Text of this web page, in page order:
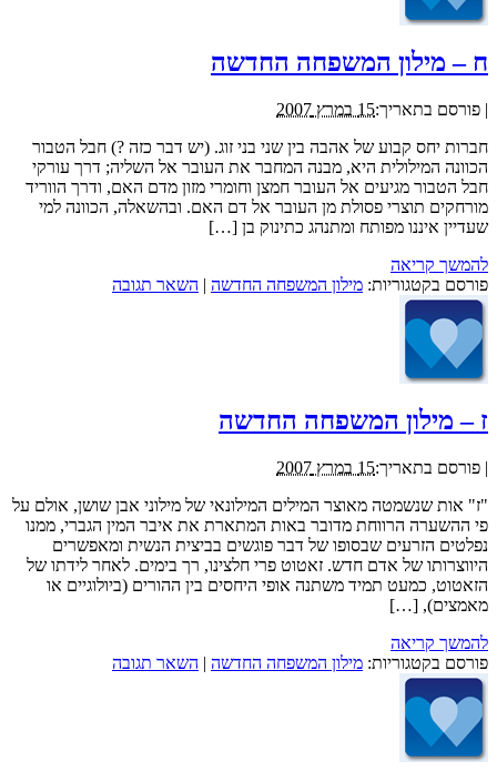
ח – מילון המשפחה החדשה
| פורסם בתאריך:15 במרץ 2007
חברות יחס קבוע של אהבה בין שני בני זוג. (יש דבר כזה ?) חבל הטבור
הכוונה המילולית היא, מבנה המחבר את העובר אל השליה; דרך עורקי
חבל הטבור מגיעים אל העובר חמצן וחומרי מזון מדם האם, ודרך הווריד
מורחקים תוצרי פסולת מן העובר אל דם האם. ובהשאלה, הכוונה למי
שעדיין איננו מפותח ומתנהג כתינוק בן […]
להמשך קריאה
פורסם בקטגוריות: מילון המשפחה החדשה | השאר תגובה
ז – מילון המשפחה החדשה
| פורסם בתאריך:15 במרץ 2007
"ז" אות שנשמטה מאוצר המילים המילונאי של מילוני אבן שושן, אולם על
פי ההשערה הרווחת מדובר באות המתארת את איבר המין הגברי, ממנו
נפלטים הזרעים שבסופו של דבר פוגשים בביצית הנשית ומאפשרים
היווצרותו של אדם חדש. זאטוט פרי חלצינו, רך בימים. לאחר לידתו של
הזאטוט, כמעט תמיד משתנה אופי היחסים בין ההורים (ביולוגיים או
מאמצים), […]
להמשך קריאה
פורסם בקטגוריות: מילון המשפחה החדשה | השאר תגובה